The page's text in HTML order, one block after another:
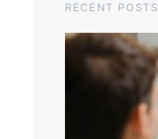
RECENT POSTS